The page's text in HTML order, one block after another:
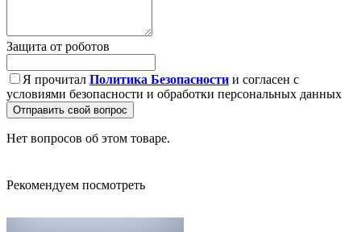
Защита от роботов
Я прочитал Политика Безопасности и согласен с
условиями безопасности и обработки персональных данных
Отправить свой вопрос
Нет вопросов об этом товаре.
Рекомендуем посмотреть